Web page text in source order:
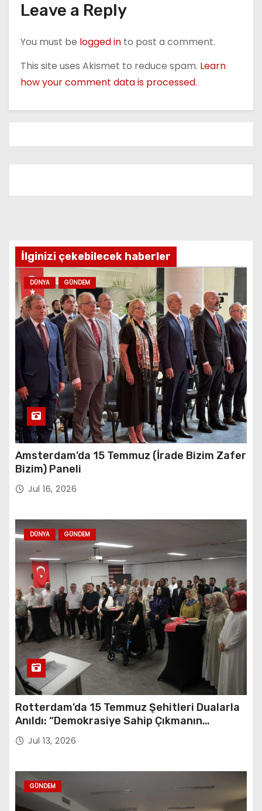
n
Leave a Reply
You must be logged in to post a comment.
This site uses Akismet to reduce spam. Learn
how your comment data is processed.
İlginizi çekebilecek haberler
DÜNYA GÜNDEM
Amsterdam’da 15 Temmuz (İrade Bizim Zafer
Bizim) Paneli
Jul 16, 2026
DÜNYA GÜNDEM
Rotterdam’da 15 Temmuz Şehitleri Dualarla
Anıldı: “Demokrasiye Sahip Çıkmanın
Sembolü”
Jul 13, 2026
GÜNDEM